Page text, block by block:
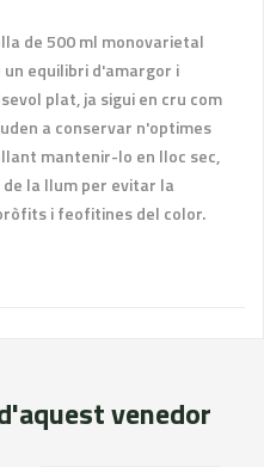
de 500 ml monovarietal
un equilibri d'amargor i
plat, ja sigui en cru com
a conservar n'optimes
mantenir-lo en lloc sec,
la llum per evitar la
i feofitines del color.
venedor